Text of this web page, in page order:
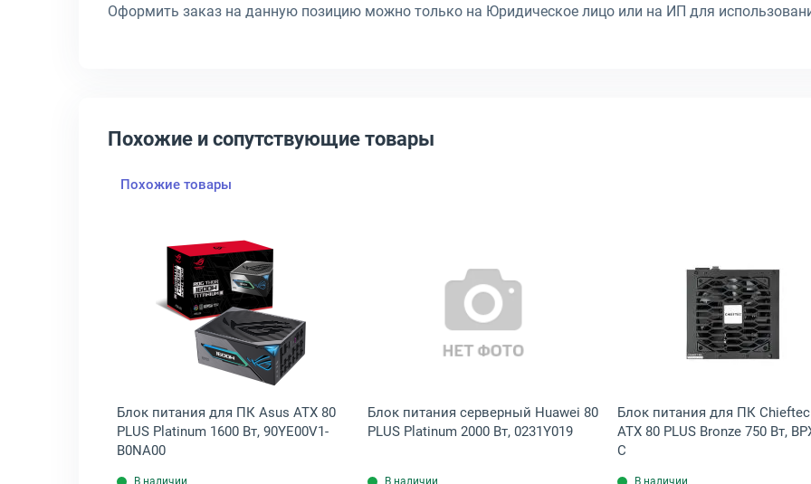
Оформить заказ на данную позицию можно только на Юридическое лицо или на ИП для
Похожие и сопутствующие товары
Похожие товары
SFX 80 PLUS 300 Вт, SF0300
товар: Блок питания серверный Exegate ServerPRO-1U-800ADS 1U 80 PLUS Bronze 800 Вт, EX282930RUS
Открыть товар: Блок питания для ПК Asus ATX 80 PLUS Platinum 1600 Вт, 90YE00V1-B0NA00
Блок питания для ПК Asus ATX 80
PLUS Platinum 1600 Вт, 90YE00V1-
B0NA00
В наличии
Открыть товар: Блок питания серверный Huawei 80
Блок питания серверный Huawei 80
PLUS Platinum 2000 Вт, 0231Y019
В наличии
Открыть
Блок питания для ПК
ATX 80 PLUS Bronze 750 Вт,
C
В наличии